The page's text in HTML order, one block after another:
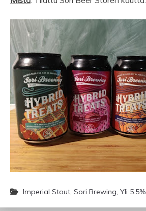
Imperial Stout, Sori Brewing, Yli 5.5%